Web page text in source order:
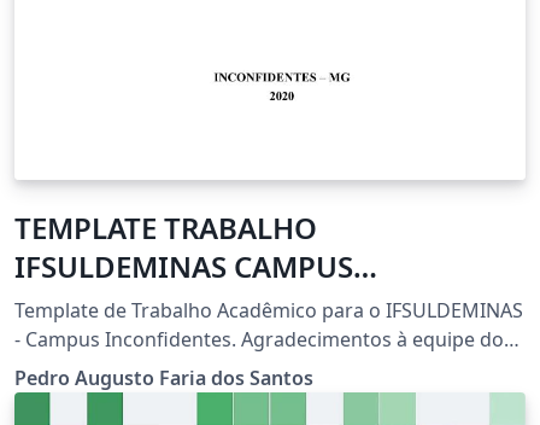
TEMPLATE TRABALHO
IFSULDEMINAS CAMPUS
INCONFIDENTES
Template de Trabalho Acadêmico para o IFSULDEMINAS
- Campus Inconfidentes. Agradecimentos à equipe do
abnTeX e discentes do IFPI e IFRN, sem eles esse
template certamente não existiria.
Pedro Augusto Faria dos Santos